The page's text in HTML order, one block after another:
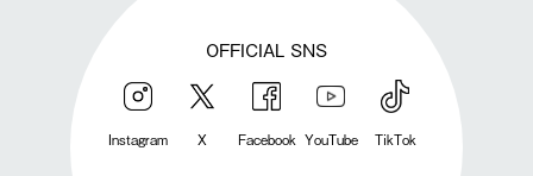
OFFICIAL SNS
Instagram X Facebook YouTube TikTok